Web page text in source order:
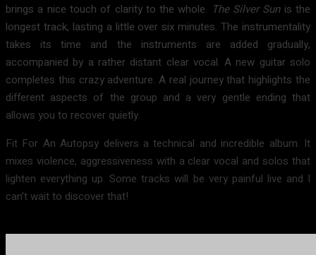
brings a nice touch of clarity to the whole. The Silver Sunis the
longest track, lasting a little over six minutes. The instrumentality
takes its time and the instruments are added gradually,
accompanied by a rather distant clear vocal. A new guitar solo
completes this crazy adventure. A real journey that highlights the
different aspects of the group and a very gentle ending that
allows you to recover quietly.
Fit For An Autopsy delivers a technical and incredible album. It
mixes violence, aggressiveness with a clear vocal and solos that
lighten everything up. Some tracks will be very painful live and I
can’t wait to discover that!